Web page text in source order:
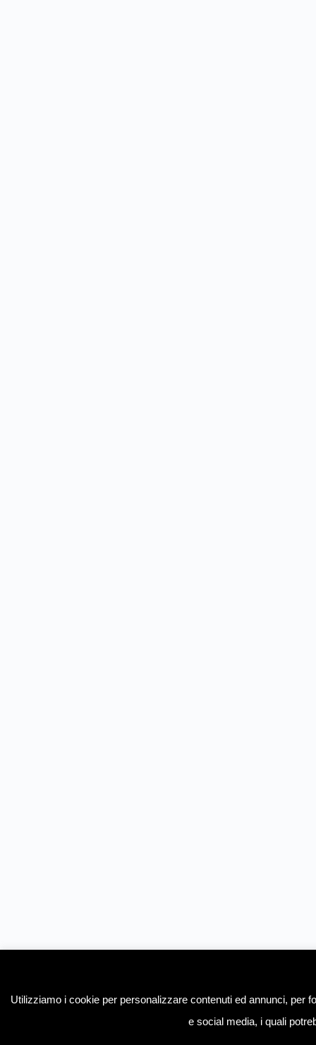
Utilizziamo i cookie per personalizzare contenuti ed annunci, per
e social media, i quali